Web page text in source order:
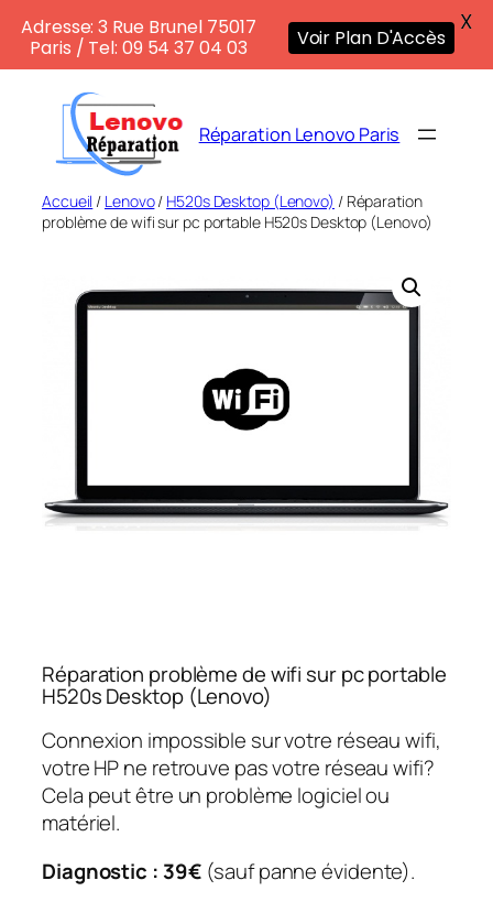
contenu
Réparation Lenovo Paris
Accueil / Lenovo/ H520s Desktop (Lenovo) / Réparation
problème de wifi sur pc portable H520s Desktop (Lenovo)
Réparation problème de wifi sur pc portable
H520s Desktop (Lenovo)
Connexion impossible sur votre réseau wifi,
votre HP ne retrouve pas votre réseau wifi?
Cela peut être un problème logiciel ou
matériel.
Diagnostic : 39€ (sauf panne évidente).
Adresse: 3 Rue Brunel 75017
Paris / Tel: 09 54 37 04 03
Voir Plan D'Accès
X